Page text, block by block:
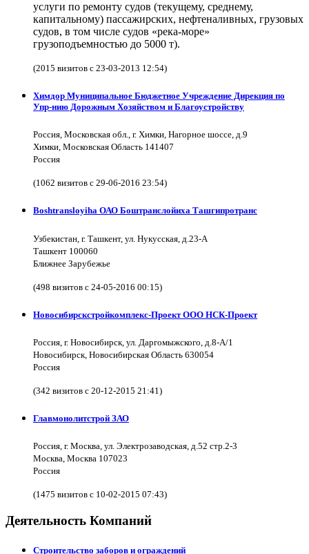
услуги по ремонту судов (текущему, среднему,
капитальному) пассажирских, нефтеналивных, грузовых
судов, в том числе судов «река-море»
грузоподъемностью до 5000 т).
(2015 визитов с 23-03-2013 12:54)
Химдор Муниципальное Бюджетное Учреждение Дирекция по
Упр-нию Дорожным Хозяйством и Благоустройству
Россия, Московская обл., г. Химки, Нагорное шоссе, д.9
Химки, Московская Область 141407
Россия
(1062 визитов с 29-06-2016 23:54)
Boshtransloyiha ОАО Боштранслойиха Ташгипротранс
Узбекистан, г. Ташкент, ул. Нукусская, д.23-А
Ташкент 100060
Ближнее Зарубежье
(498 визитов с 24-05-2016 00:15)
Новосибирскстройкомплекс-Проект ООО НСК-Проект
Россия, г. Новосибирск, ул. Даргомыжского, д.8-А/1
Новосибирск, Новосибирская Область 630054
Россия
(342 визитов с 20-12-2015 21:41)
Главмонолитстрой ЗАО
Россия, г. Москва, ул. Электрозаводская, д.52 стр.2-3
Москва, Москва 107023
Россия
(1475 визитов с 10-02-2015 07:43)
Деятельность Компаний
Строительство заборов и ограждений